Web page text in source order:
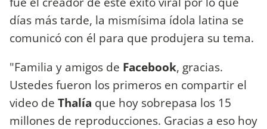
días más tarde, la mismísima ídola latina se
comunicó con él para que produjera su tema.
"Familia y amigos de Facebook, gracias.
Ustedes fueron los primeros en compartir el
video de Thalía que hoy sobrepasa los 15
millones de reproducciones. Gracias a eso hoy